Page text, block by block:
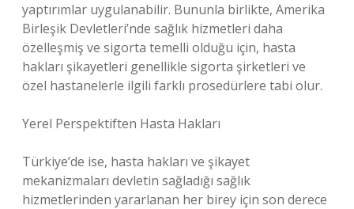
yaptırımlar uygulanabilir. Bununla birlikte, Amerika
Birleşik Devletleri’nde sağlık hizmetleri daha
özelleşmiş ve sigorta temelli olduğu için, hasta
hakları şikayetleri genellikle sigorta şirketleri ve
özel hastanelerle ilgili farklı prosedürlere tabi olur.
Yerel Perspektiften Hasta Hakları
Türkiye’de ise, hasta hakları ve şikayet
mekanizmaları devletin sağladığı sağlık
hizmetlerinden yararlanan her birey için son derece